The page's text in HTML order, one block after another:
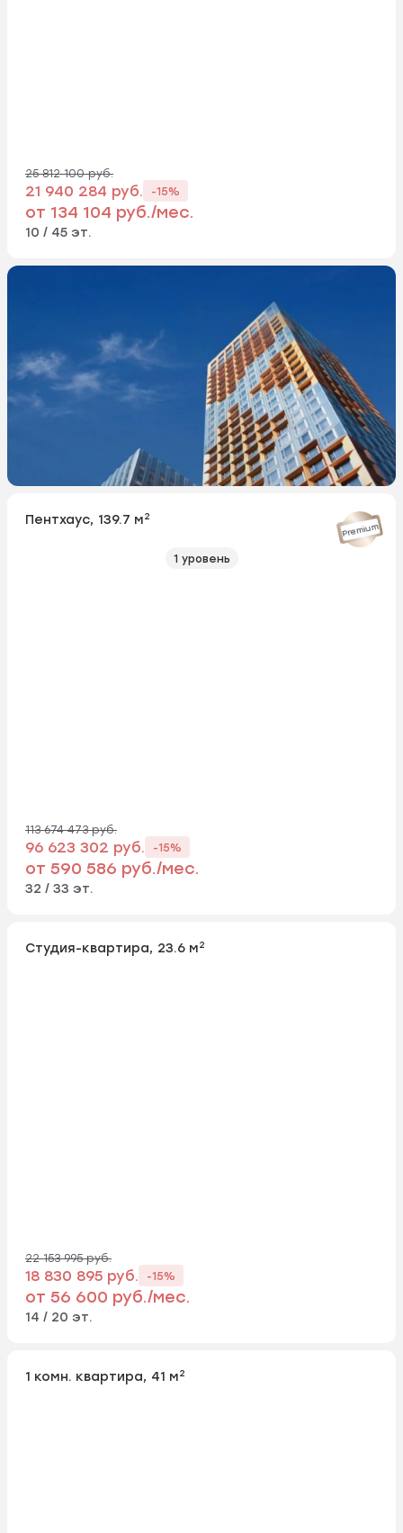
25 812 100 руб.
21 940 284 руб. -15%
от 134 104 руб./мес.
10 / 45 эт.
Пентхаус, 139.7 м2
Premium
1 уровень
113 674 473 руб.
96 623 302 руб. -15%
от 590 586 руб./мес.
32 / 33 эт.
Студия-квартира, 23.6 м2
22 153 995 руб.
18 830 895 руб. -15%
от 56 600 руб./мес.
14 / 20 эт.
1 комн. квартира, 41 м2